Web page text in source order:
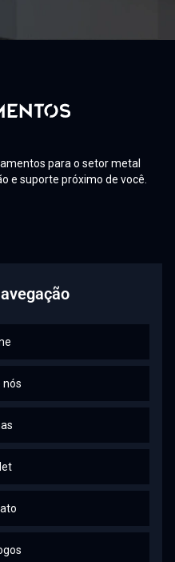
para o setor metal
e suporte próximo de você.
nós